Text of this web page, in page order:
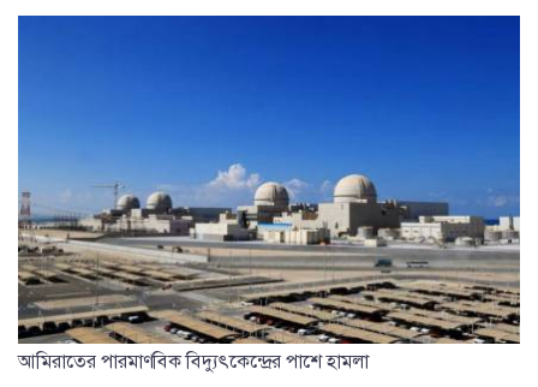
আমিরাতের পারমাণবিক বিদ্যুৎকেন্দ্রের পাশে হামলা